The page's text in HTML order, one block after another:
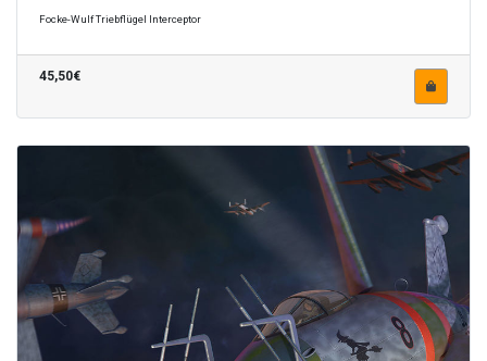
Focke-Wulf Triebflügel Interceptor
45,50€